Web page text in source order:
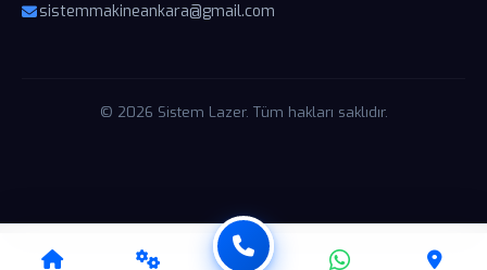
sistemmakineankara@gmail.com
© 2026 Sistem Lazer. Tüm hakları saklıdır.